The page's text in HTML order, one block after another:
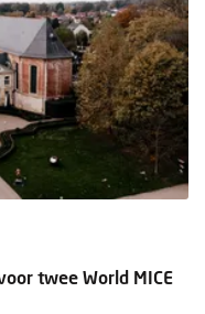
twee World MICE